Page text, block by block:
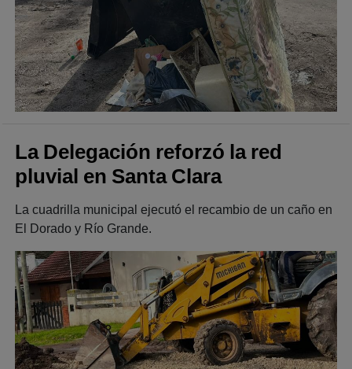
La Delegación reforzó la red
pluvial en Santa Clara
La cuadrilla municipal ejecutó el recambio de un caño en
El Dorado y Río Grande.